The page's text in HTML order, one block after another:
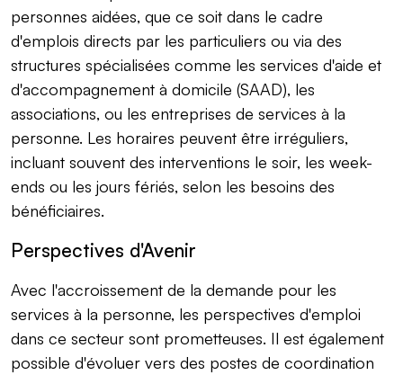
personnes aidées, que ce soit dans le cadre
d'emplois directs par les particuliers ou via des
structures spécialisées comme les services d'aide et
d'accompagnement à domicile (SAAD), les
associations, ou les entreprises de services à la
personne. Les horaires peuvent être irréguliers,
incluant souvent des interventions le soir, les week-
ends ou les jours fériés, selon les besoins des
bénéficiaires.
Perspectives d'Avenir
Avec l'accroissement de la demande pour les
services à la personne, les perspectives d'emploi
dans ce secteur sont prometteuses. Il est également
possible d'évoluer vers des postes de coordination